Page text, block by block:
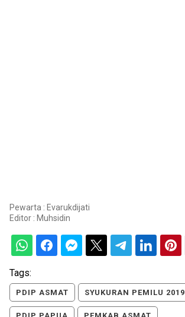
Pewarta : Evarukdijati
Editor : Muhsidin
Tags:
PDIP ASMAT SYUKURAN PEMILU 2019